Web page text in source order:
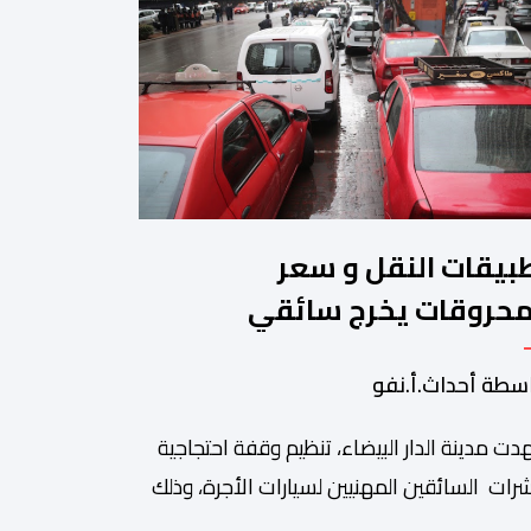
النقل و سعر
يخرج سائقي
للاحتجاج
أحداث.أ.نفو
مدينة الدار البيضاء، تنظيم وقفة احتجاجية
السائقين المهنيين لسيارات الأجرة، وذلك